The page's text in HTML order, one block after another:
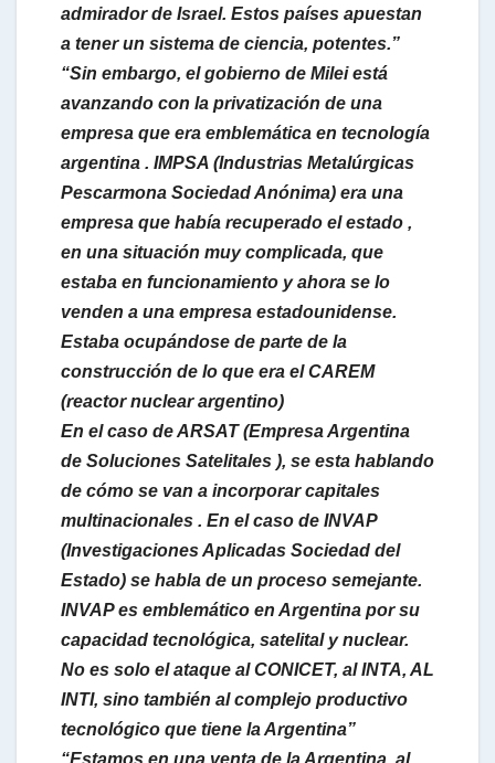
admirador de Israel. Estos países apuestan
a tener un sistema de ciencia, potentes.”
“Sin embargo, el gobierno de Milei está
avanzando con la privatización de una
empresa que era emblemática en tecnología
argentina . IMPSA (Industrias Metalúrgicas
Pescarmona Sociedad Anónima) era una
empresa que había recuperado el estado ,
en una situación muy complicada, que
estaba en funcionamiento y ahora se lo
venden a una empresa estadounidense.
Estaba ocupándose de parte de la
construcción de lo que era el CAREM
(reactor nuclear argentino)
En el caso de ARSAT (Empresa Argentina
de Soluciones Satelitales ), se esta hablando
de cómo se van a incorporar capitales
multinacionales . En el caso de INVAP
(Investigaciones Aplicadas Sociedad del
Estado) se habla de un proceso semejante.
INVAP es emblemático en Argentina por su
capacidad tecnológica, satelital y nuclear.
No es solo el ataque al CONICET, al INTA, AL
INTI, sino también al complejo productivo
tecnológico que tiene la Argentina”
“Estamos en una venta de la Argentina, al